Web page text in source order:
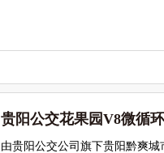
贵阳公交花果园V8微循
由贵阳公交公司旗下贵阳黔爽